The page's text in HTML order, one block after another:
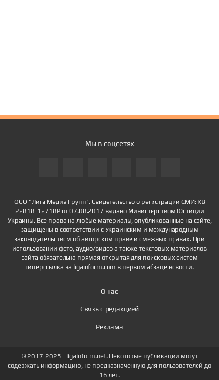
ООО "Лига Медиа Групп". Свидетельство о регистрации СМИ: КВ
22818-12718Р от 07.08.2017 выдано Министерством Юстиции
Украины. Все права на любые материалы, опубликованные на сайте,
защищены в соответствии с Украинским и международным
законодательством об авторском праве и смежных правах. При
использовании фото, аудио/видео а также текстовых материалов
сайта обязательна прямая открытая для поисковых систем
гиперссылка на ligainform.com в первом абзаце новости.
О нас
Связь с редакцией
Реклама
Мы в соцсетях
© 2017-2025 - ligainform.net. Некоторые публикации могут
содержать информацию, не предназначенную для пользователей до
16 лет.